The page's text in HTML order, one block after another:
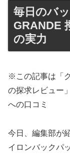
毎日のバ
GRANDE
の実力
※この記事は「
の探求レビュー
への口コミ
今日、編集部が
イロンバックパ